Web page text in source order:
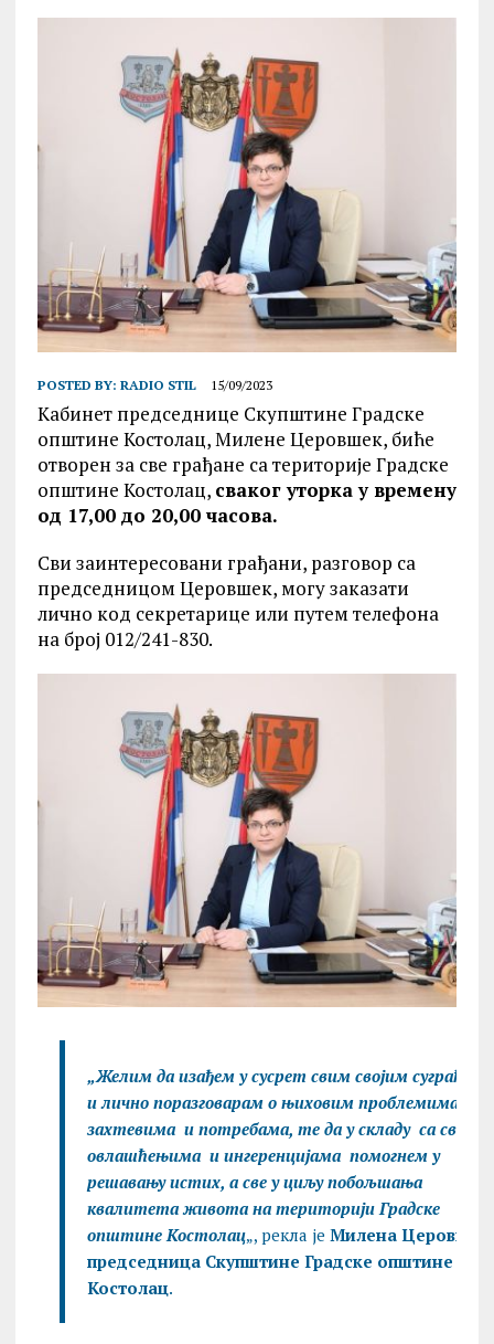
POSTED BY: RADIO STIL 15/09/2023
Кабинет председнице Скупштине Градске
општине Костолац, Милене Церовшек, биће
отворен за све грађане са територије Градске
општине Костолац, сваког уторка у времену
од 17,00 до 20,00 часова.
Сви заинтересовани грађани, разговор са
председницом Церовшек, могу заказати
лично код секретарице или путем телефона
на број 012/241-830.
„Желим да изађем у сусрет свим својим
и лично поразговарам о њиховим проблемима,
захтевима и потребама, те да у складу са
овлашћењима и ингеренцијама помогнем у
решавању истих, а све у циљу побољшања
квалитета живота на територији Градске
општине Костолац„, рекла је Милена Церовшек,
председница Скупштине Градске општине
Костолац.